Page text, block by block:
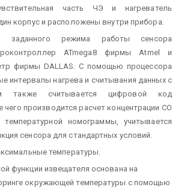
часть ЧЭ и нагреватель
корпус и расположены внутри прибора.
заданного режима работы сенсора
ATmega8 фирмы Atmel и
фирмы DALLAS. С помощью процессора
интервалы нагрева и считывания данных с
также считывается цифровой код
чего производится расчет концентрации СО
номограммы, учитывается
сенсора для стандартных условий.
температуры.
функции извещателя основана на
окружающей температуры с помощью